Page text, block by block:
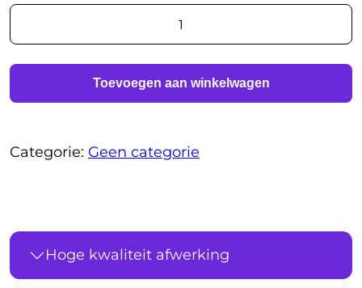
AI
foto
Toevoegen aan winkelwagen
Categorie: Geen categorie
Hoge kwaliteit afwerking